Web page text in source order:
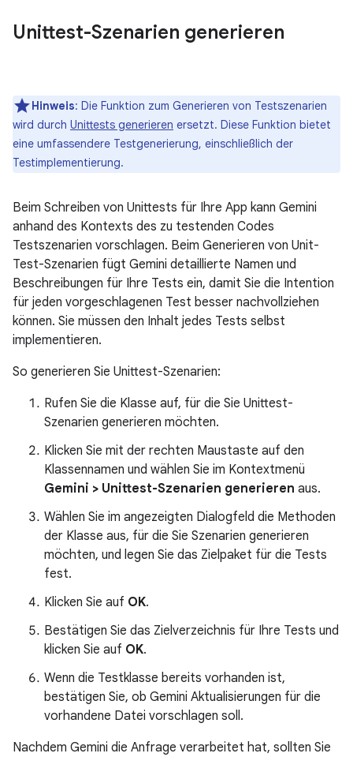
Unittest-Szenarien generieren
Hinweis: Die Funktion zum Generieren von Testszenarien
wird durch Unittests generieren ersetzt. Diese Funktion bietet
eine umfassendere Testgenerierung, einschließlich der
Testimplementierung.
Beim Schreiben von Unittests für Ihre App kann Gemini
anhand des Kontexts des zu testenden Codes
Testszenarien vorschlagen. Beim Generieren von Unit-
Test-Szenarien fügt Gemini detaillierte Namen und
Beschreibungen für Ihre Tests ein, damit Sie die Intention
für jeden vorgeschlagenen Test besser nachvollziehen
können. Sie müssen den Inhalt jedes Tests selbst
implementieren.
So generieren Sie Unittest-Szenarien:
Rufen Sie die Klasse auf, für die Sie Unittest-
Szenarien generieren möchten.
Klicken Sie mit der rechten Maustaste auf den
Klassennamen und wählen Sie im Kontextmenü
Gemini > Unittest-Szenarien generieren aus.
Wählen Sie im angezeigten Dialogfeld die Methoden
der Klasse aus, für die Sie Szenarien generieren
möchten, und legen Sie das Zielpaket für die Tests
fest.
Klicken Sie auf OK.
Bestätigen Sie das Zielverzeichnis für Ihre Tests und
klicken Sie auf OK.
Wenn die Testklasse bereits vorhanden ist,
bestätigen Sie, ob Gemini Aktualisierungen für die
vorhandene Datei vorschlagen soll.
Nachdem Gemini die Anfrage verarbeitet hat, sollten Sie